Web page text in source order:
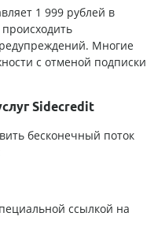
1 999 рублей в
Многие
с отменой подписки
Sidecredit
бесконечный поток
ссылкой на